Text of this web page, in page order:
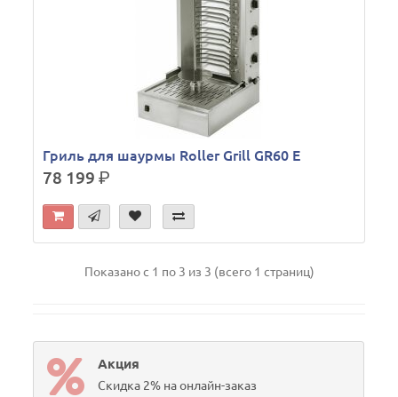
Гриль для шаурмы Roller Grill GR60 E
78 199р.
Показано с 1 по 3 из 3 (всего 1 страниц)
Акция
Скидка 2% на онлайн-заказ